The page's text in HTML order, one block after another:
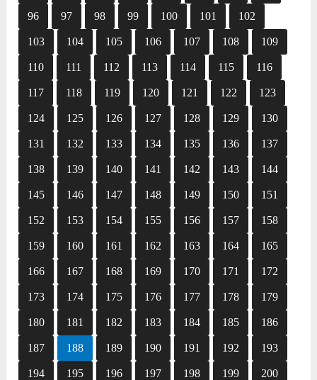
96 97 98 99 100 101 102
103 104 105 106 107 108 109
110 111 112 113 114 115 116
117 118 119 120 121 122 123
124 125 126 127 128 129 130
131 132 133 134 135 136 137
138 139 140 141 142 143 144
145 146 147 148 149 150 151
152 153 154 155 156 157 158
159 160 161 162 163 164 165
166 167 168 169 170 171 172
173 174 175 176 177 178 179
180 181 182 183 184 185 186
187 188 189 190 191 192 193
194 195 196 197 198 199 200